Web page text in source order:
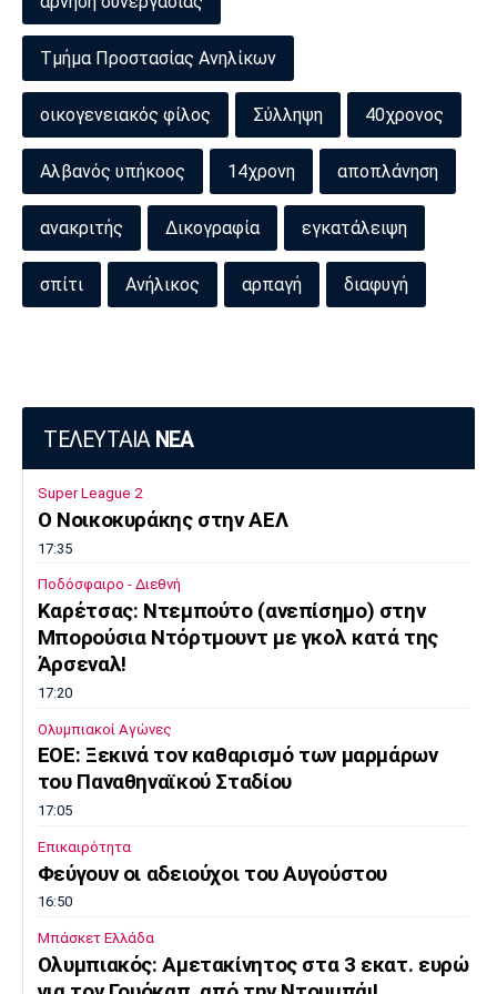
Τμήμα Προστασίας Ανηλίκων
οικογενειακός φίλος Σύλληψη 40χρονος
Αλβανός υπήκοος 14χρονη αποπλάνηση
ανακριτής Δικογραφία εγκατάλειψη
σπίτι Ανήλικος αρπαγή διαφυγή
ΤΕΛΕΥΤΑΙΑ ΝΕΑ
Super League 2
O Noικοκυράκης στην ΑΕΛ
17:35
Ποδόσφαιρο - Διεθνή
Kαρέτσας: Ντεμπούτο (ανεπίσημο) στην
Μπορούσια Ντόρτμουντ με γκολ κατά της
Άρσεναλ!
17:20
Ολυμπιακοί Αγώνες
EOE: Ξεκινά τον καθαρισμό των μαρμάρων
του Παναθηναϊκού Σταδίου
17:05
Επικαιρότητα
Φεύγουν οι αδειούχοι του Αυγούστου
16:50
Μπάσκετ Ελλάδα
Oλυμπιακός: Αμετακίνητος στα 3 εκατ. ευρώ